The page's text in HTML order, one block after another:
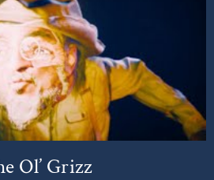
Ol’ Grizz